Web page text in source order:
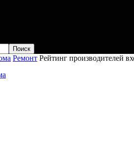
Ремонт Рейтинг производителей